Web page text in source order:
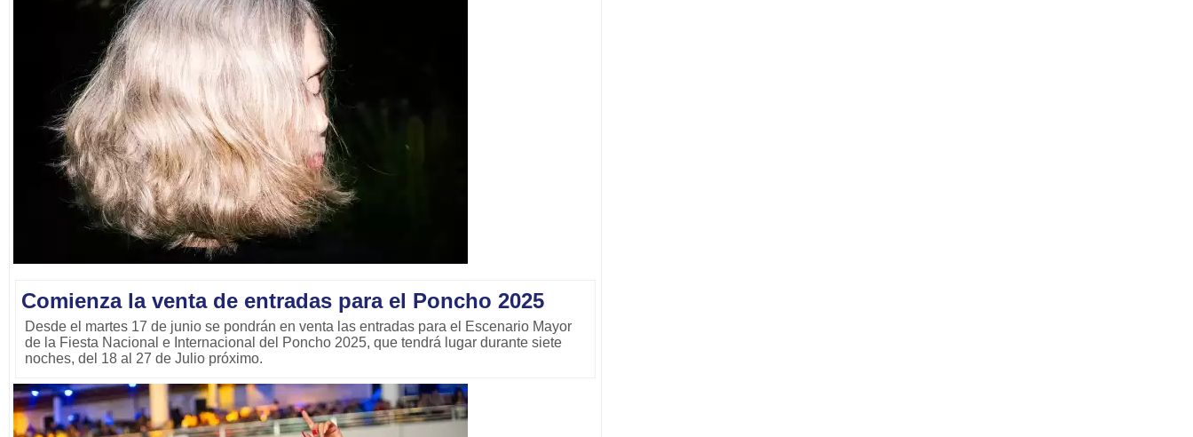
Comienza la venta de entradas para el Poncho 2025
Desde el martes 17 de junio se pondrán en venta las entradas para el Escenario Mayor
de la Fiesta Nacional e Internacional del Poncho 2025, que tendrá lugar durante siete
noches, del 18 al 27 de Julio próximo.